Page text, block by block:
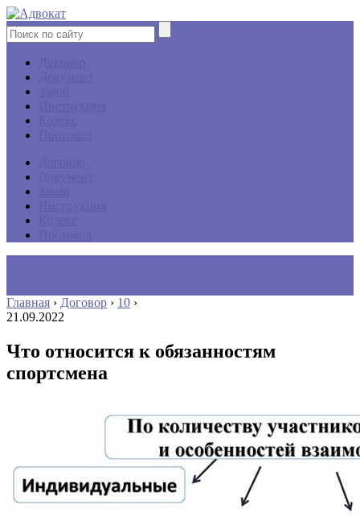
Главная › Договор › 10 ›
21.09.2022
Что относится к обязанностям
спортсмена